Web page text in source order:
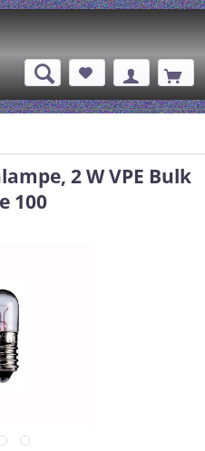
2 W VPE Bulk
100